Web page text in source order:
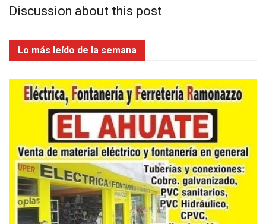
Discussion about this post
Lo más leído de la semana